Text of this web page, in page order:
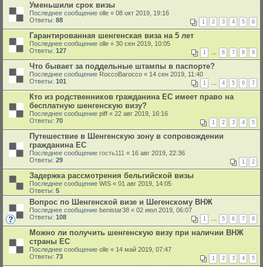
Уменьшили срок визы
Последнее сообщение olle « 08 окт 2019, 19:16
Ответы: 88 1 2 3 4 5 6
Гарантированная шенгенская виза на 5 лет
Последнее сообщение olle « 30 сен 2019, 10:05
Ответы: 127 1 … 6 7 8 9
Что бывает за поддельные штампы в паспорте?
Последнее сообщение RoccoBarocco « 14 сен 2019, 11:40
Ответы: 101 1 … 4 5 6 7
Кто из родственников гражданина ЕС имеет право на
бесплатную шенгенскую визу?
Последнее сообщение piff « 22 авг 2019, 16:16
Ответы: 70 1 2 3 4 5
Путешествие в Шенгенскую зону в сопровождении
гражданина ЕС
Последнее сообщение гость111 « 16 авг 2019, 22:36
Ответы: 29 1 2
Задержка рассмотрения бельгийской визы
Последнее сообщение WIS « 01 авг 2019, 14:05
Ответы: 5
Вопрос по Шенгенской визе и Шегенскому ВНЖ
Последнее сообщение benistar38 « 02 июл 2019, 06:07
Ответы: 108 1 … 5 6 7 8
Можно ли получить шенгенскую визу при наличии ВНЖ
страны ЕС
Последнее сообщение olle « 14 май 2019, 07:47
Ответы: 73 1 2 3 4 5